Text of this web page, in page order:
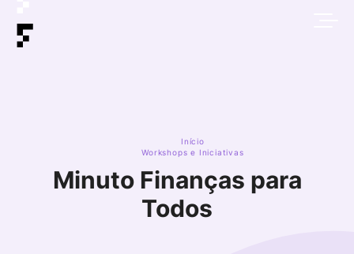
Início
Workshops e Iniciativas
Minuto Finanças para
Todos